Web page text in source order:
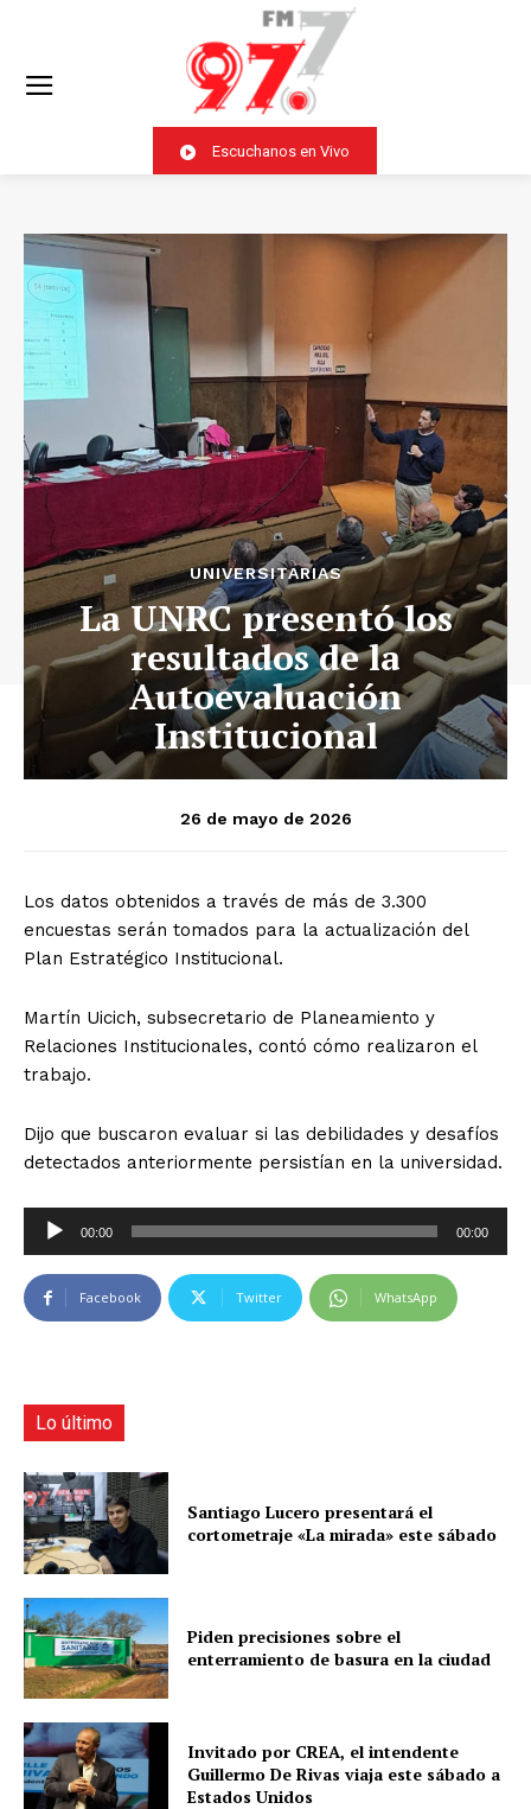
Escuchanos en Vivo
UNIVERSITARIAS
La UNRC presentó los
resultados de la
Autoevaluación
Institucional
26 de mayo de 2026
Los datos obtenidos a través de más de 3.300
encuestas serán tomados para la actualización del
Plan Estratégico Institucional.
Martín Uicich, subsecretario de Planeamiento y
Relaciones Institucionales, contó cómo realizaron el
trabajo.
Dijo que buscaron evaluar si las debilidades y desafíos
detectados anteriormente persistían en la universidad.
p
r
t
o
r
d
e
u
d
i
o
00:00 00:00
Facebook Twitter WhatsApp
Lo último
Santiago Lucero presentará el
cortometraje «La mirada» este sábado
Piden precisiones sobre el
enterramiento de basura en la ciudad
Invitado por CREA, el intendente
Guillermo De Rivas viaja este sábado a
Estados Unidos